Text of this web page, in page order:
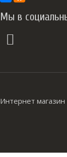
Мы в
Интернет